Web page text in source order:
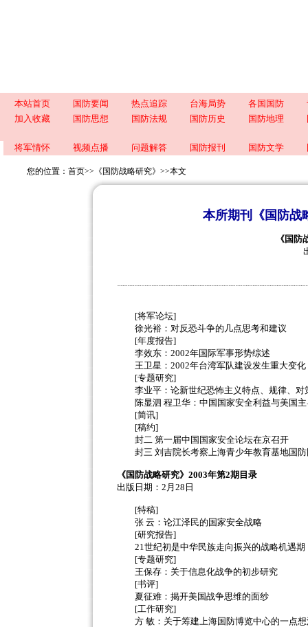
本站首页 国防要闻 热点追踪 台海局势 各国国防
加入收藏
国防思想 国防法规 国防历史 国防地理
将军情怀 视频点播 问题解答 国防报刊 国防文学
您的位置： 首页>> 《国防战略研究》 >>本文
本所期刊《国防战
《国
[将军论坛]
徐光裕：对反恐斗争的几点思考和建议
[年度报告]
李效东：2002年国际军事形势综述
王卫星：2002年台湾军队建设发生重大变化
[专题研究]
李业平：论新世纪恐怖主义特点、规律、对
陈显泗 程卫华：中国国家安全利益与美国主
[简讯]
[稿约]
封二 第一届中国国家安全论坛在京召开
封三 刘吉院长考察上海青少年教育基地国防
《国防战略研究》2003年第2期目录
出版日期：2月28日
[特稿]
张 云：论江泽民的国家安全战略
[研究报告]
21世纪初是中华民族走向振兴的战略机遇期
[专题研究]
王保存：关于信息化战争的初步研究
[书评]
夏征难：揭开美国战争思维的面纱
[工作研究]
方 敏：关于筹建上海国防博览中心的一点想